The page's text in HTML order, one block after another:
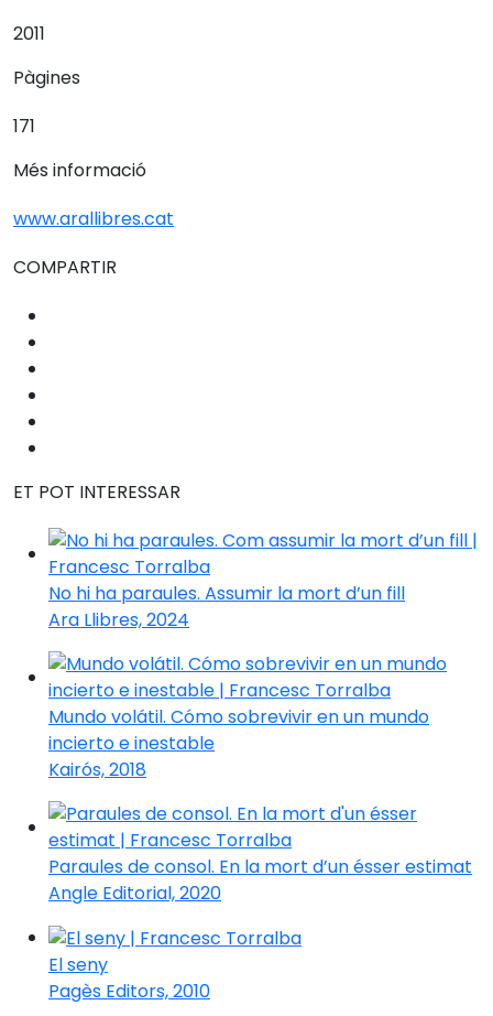
2011
Pàgines
171
Més informació
www.arallibres.cat
COMPARTIR
ET POT INTERESSAR
No hi ha paraules. Assumir la mort d’un fill
Ara Llibres, 2024
Mundo volátil. Cómo sobrevivir en un mundo
incierto e inestable
Kairós, 2018
Paraules de consol. En la mort d’un ésser estimat
Angle Editorial, 2020
El seny
Pagès Editors, 2010